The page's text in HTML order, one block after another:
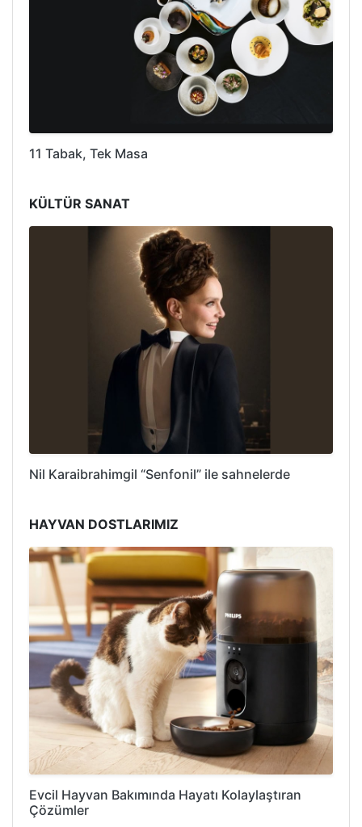
11 Tabak, Tek Masa
KÜLTÜR SANAT
Nil Karaibrahimgil “Senfonil” ile sahnelerde
HAYVAN DOSTLARIMIZ
Evcil Hayvan Bakımında Hayatı Kolaylaştıran
Çözümler